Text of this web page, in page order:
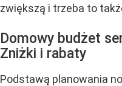
zwiększą i trzeba to
Domowy budżet
Zniżki i rabaty
Podstawą planowania